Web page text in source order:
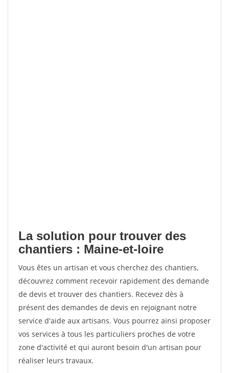
La solution pour trouver des
chantiers : Maine-et-loire
Vous êtes un artisan et vous cherchez des chantiers,
découvrez comment recevoir rapidement des demande
de devis et trouver des chantiers. Recevez dès à
présent des demandes de devis en rejoignant notre
service d'aide aux artisans. Vous pourrez ainsi proposer
vos services à tous les particuliers proches de votre
zone d'activité et qui auront besoin d'un artisan pour
réaliser leurs travaux.